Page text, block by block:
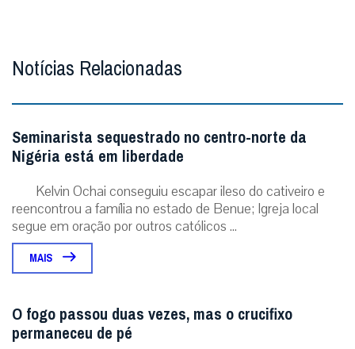
Notícias Relacionadas
Seminarista sequestrado no centro-norte da
Nigéria está em liberdade
Kelvin Ochai conseguiu escapar ileso do cativeiro e
reencontrou a família no estado de Benue; Igreja local
segue em oração por outros católicos ...
MAIS
O fogo passou duas vezes, mas o crucifixo
permaneceu de pé